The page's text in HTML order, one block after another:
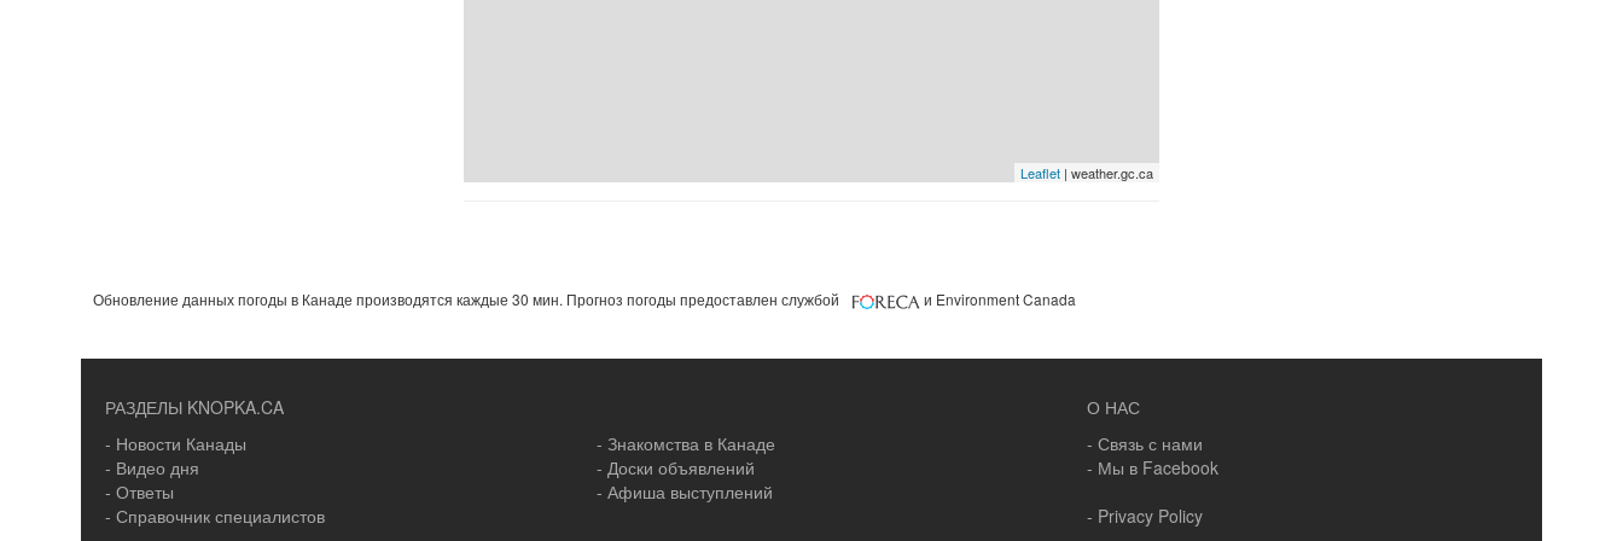
Leaflet | weather.gc.ca
Обновление данных погоды в Канаде производятся каждые 30 мин. Прогноз погоды предоставлен службой и Environment Canada
РАЗДЕЛЫ KNOPKA.CA
- Новости Канады
- Видео дня
- Ответы
- Справочник специалистов
- Знакомства в Канаде
- Доски объявлений
- Афиша выступлений
О НАС
- Связь с нами
- Мы в Facebook
- Privacy Policy